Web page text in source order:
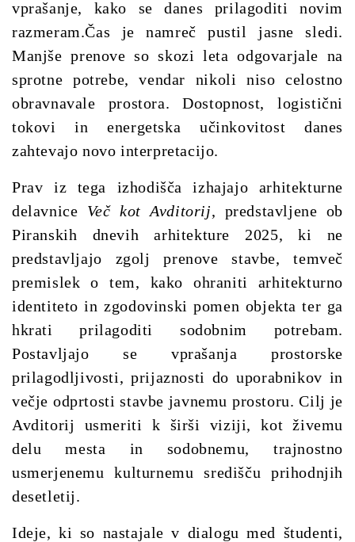
vprašanje, kako se danes prilagoditi novim
razmeram.Čas je namreč pustil jasne sledi.
Manjše prenove so skozi leta odgovarjale na
sprotne potrebe, vendar nikoli niso celostno
obravnavale prostora. Dostopnost, logistični
tokovi in energetska učinkovitost danes
zahtevajo novo interpretacijo.
Prav iz tega izhodišča izhajajo arhitekturne
delavnice Več kot Avditorij, predstavljene ob
Piranskih dnevih arhitekture 2025, ki ne
predstavljajo zgolj prenove stavbe, temveč
premislek o tem, kako ohraniti arhitekturno
identiteto in zgodovinski pomen objekta ter ga
hkrati prilagoditi sodobnim potrebam.
Postavljajo se vprašanja prostorske
prilagodljivosti, prijaznosti do uporabnikov in
večje odprtosti stavbe javnemu prostoru. Cilj je
Avditorij usmeriti k širši viziji, kot živemu
delu mesta in sodobnemu, trajnostno
usmerjenemu kulturnemu središču prihodnjih
desetletij.
Ideje, ki so nastajale v dialogu med študenti,